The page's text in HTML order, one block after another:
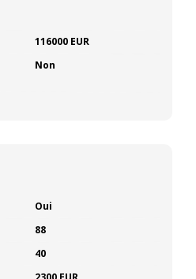
116000 EUR
Non
Oui
88
40